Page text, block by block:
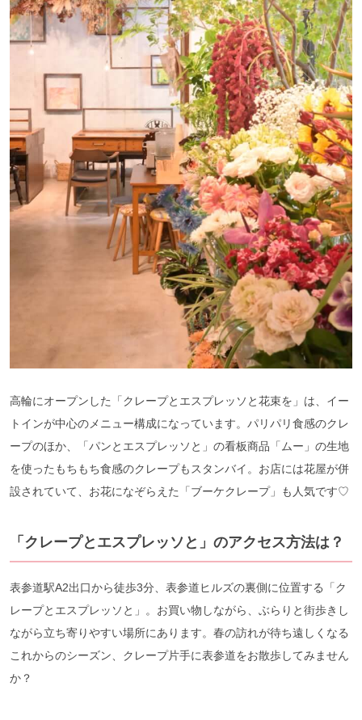
高輪にオープンした「クレープとエスプレッソと花束を」は、イー
トインが中心のメニュー構成になっています。パリパリ食感のクレ
ープのほか、「パンとエスプレッソと」の看板商品「ムー」の生地
を使ったもちもち食感のクレープもスタンバイ。お店には花屋が併
設されていて、お花になぞらえた「ブーケクレープ」も人気です♡
「クレープとエスプレッソと」のアクセス方法は？
表参道駅A2出口から徒歩3分、表参道ヒルズの裏側に位置する「ク
レープとエスプレッソと」。お買い物しながら、ぶらりと街歩きし
ながら立ち寄りやすい場所にあります。春の訪れが待ち遠しくなる
これからのシーズン、クレープ片手に表参道をお散歩してみません
か？